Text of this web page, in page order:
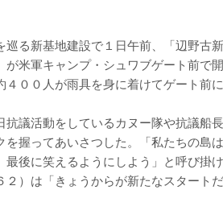
る新基地建設で１日午前、「辺野古
米軍キャンプ・シュワブゲート前で
００人が雨具を身に着けてゲート前
議活動をしているカヌー隊や抗議船
握ってあいさつした。「私たちの島
後に笑えるようにしよう」と呼び掛け
）は「きょうからが新たなスタート